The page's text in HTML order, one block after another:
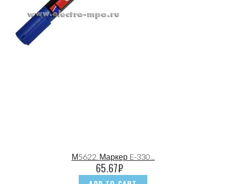
М5622. Маркер E-330...
65.67₽